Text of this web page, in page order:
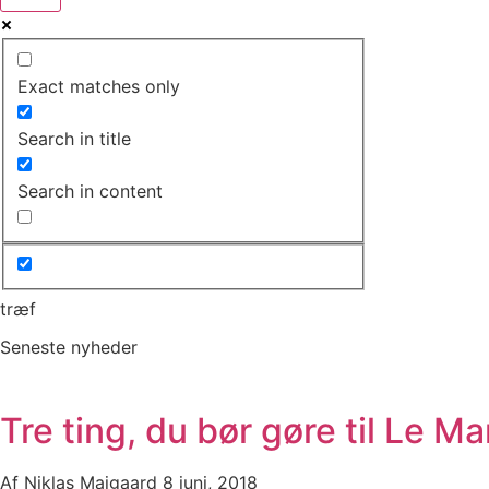
Exact matches only
Search in title
Search in content
træf
Seneste nyheder
Tre ting, du bør gøre til Le
Af Niklas Majgaard 8 juni, 2018